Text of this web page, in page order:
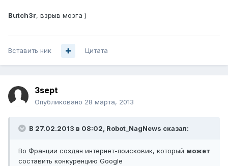
Butch3r, взрыв мозга )
Вставить ник Цитата
3sept
Опубликовано 28 марта, 2013
В 27.02.2013 в 08:02, Robot_NagNews сказал:
Во Франции создан интернет-поисковик, который может
составить конкуренцию Google